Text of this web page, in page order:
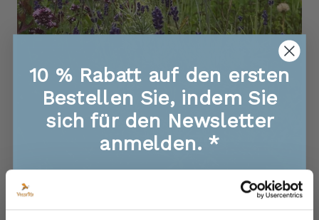
Lavendel aus dem Garten lässt sich wunderbar
10 % Rabatt auf den ersten
Bestellen Sie, indem Sie
sich für den Newsletter
anmelden. *
Produkten
🐝 Sichere dir als Erster die Giveaways!